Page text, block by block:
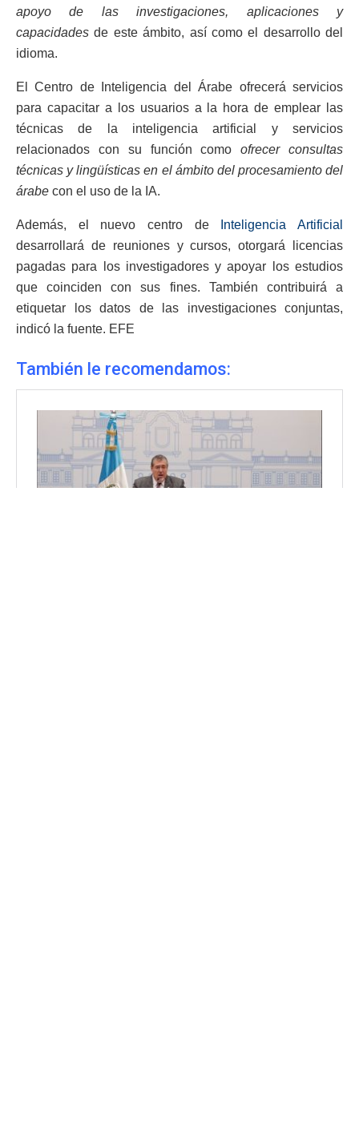
apoyo de las investigaciones, aplicaciones y
capacidades de este ámbito, así como el desarrollo del
idioma.
El Centro de Inteligencia del Árabe ofrecerá servicios
para capacitar a los usuarios a la hora de emplear las
técnicas de la inteligencia artificial y servicios
relacionados con su función comoofrecer consultas
técnicas y lingüísticas en el ámbito del procesamiento del
árabe con el uso de la IA.
Además, el nuevo centro de
Inteligencia Artificial
desarrollará de reuniones y cursos, otorgará licencias
pagadas para los investigadores y apoyar los estudios
que coinciden con sus fines. También contribuirá a
etiquetar los datos de las investigaciones conjuntas,
indicó la fuente. EFE
También le recomendamos: